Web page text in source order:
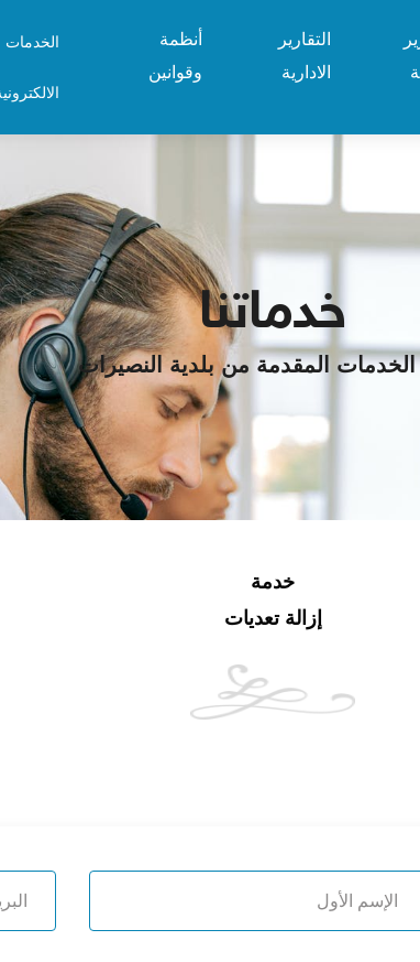
التقارير
الادارية
أنظمة
وقوانين
الخدمات
خدماتنا
المقدمة من بلدية النصيرات
خدمة
إزالة تعديات